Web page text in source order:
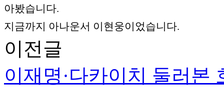
아봤습니다.
지금까지 아나운서 이현웅이었습니다.
이전글
이재명·다카이치 둘러본